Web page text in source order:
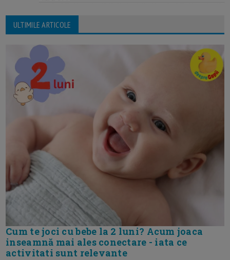
ULTIMILE ARTICOLE
Cum te joci cu bebe la 2 luni? Acum joaca
inseamnă mai ales conectare - iata ce
activitati sunt relevante